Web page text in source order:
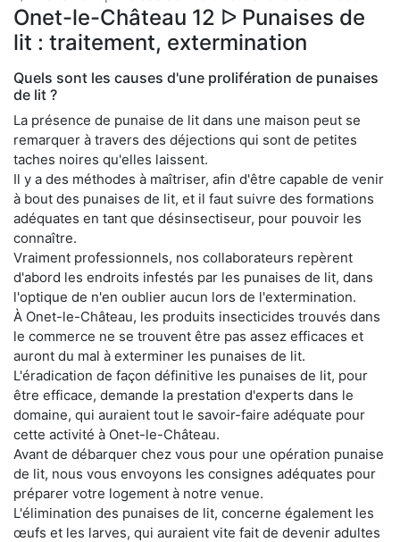
Onet-le-Château 12 ᐅ Punaises de
lit : traitement, extermination
Quels sont les causes d'une prolifération de punaises
de lit ?
La présence de punaise de lit dans une maison peut se
remarquer à travers des déjections qui sont de petites
taches noires qu'elles laissent.
Il y a des méthodes à maîtriser, afin d'être capable de venir
à bout des punaises de lit, et il faut suivre des formations
adéquates en tant que désinsectiseur, pour pouvoir les
connaître.
Vraiment professionnels, nos collaborateurs repèrent
d'abord les endroits infestés par les punaises de lit, dans
l'optique de n'en oublier aucun lors de l'extermination.
À Onet-le-Château, les produits insecticides trouvés dans
le commerce ne se trouvent être pas assez efficaces et
auront du mal à exterminer les punaises de lit.
L'éradication de façon définitive les punaises de lit, pour
être efficace, demande la prestation d'experts dans le
domaine, qui auraient tout le savoir-faire adéquate pour
cette activité à Onet-le-Château.
Avant de débarquer chez vous pour une opération punaise
de lit, nous vous envoyons les consignes adéquates pour
préparer votre logement à notre venue.
L'élimination des punaises de lit, concerne également les
œufs et les larves, qui auraient vite fait de devenir adultes